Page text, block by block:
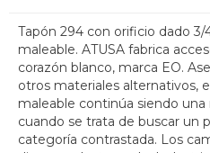
Tapón 294 con orificio dado
maleable. ATUSA fabrica
corazón blanco, marca EO.
otros materiales alternativos,
maleable continúa siendo
cuando se trata de buscar un
categoría contrastada. Los